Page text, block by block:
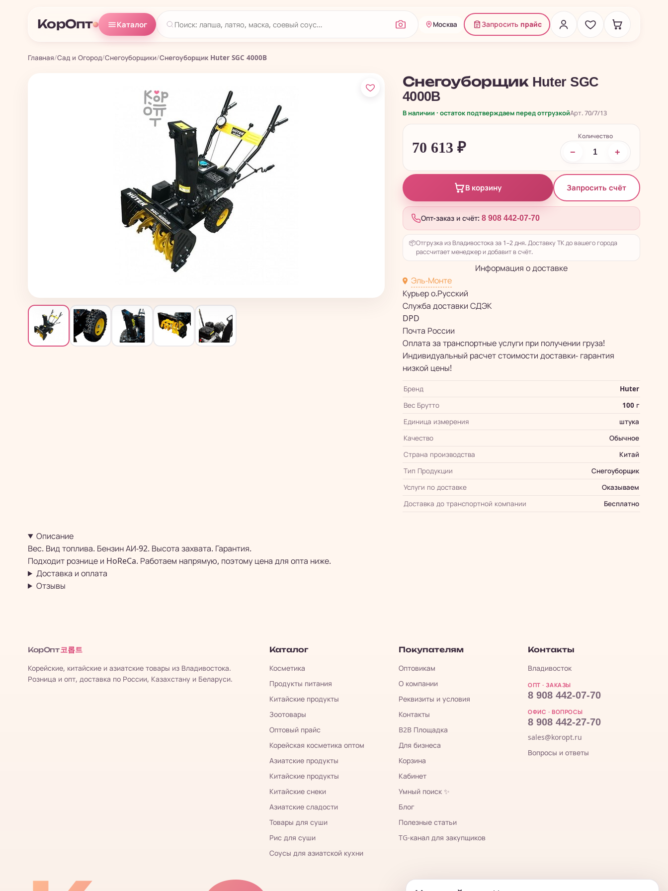
КорОпт Каталог Москва Запросить прайс
Главная/Сад и Огород/Снегоуборщики/Снегоуборщик Huter SGC 4000B
Снегоуборщик Huter SGC
4000B
В наличии · остаток подтверждаем перед отгрузкойАрт. 70/7/13
70 613 ₽
Количество
− +
В корзину Запросить счёт
Опт-заказ и счёт: 8 908 442-07-70
📦Отгрузка из Владивостока за 1–2 дня. Доставку ТК до вашего города
рассчитает менеджер и добавит в счёт.
Информация о доставке
Эль-Монте
Курьер о.Русский
Служба доставки СДЭК
DPD
Почта России
Оплата за транспортные услуги при получении груза!
Индивидуальный расчет стоимости доставки- гарантия
низкой цены!
Бренд
Huter
Вес Брутто
100 г
Единица измерения
штука
Качество
Обычное
Страна производства
Китай
Тип Продукции
Снегоуборщик
Услуги по доставке
Оказываем
Доставка до транспортной компании
Бесплатно
Описание
Вес. Вид топлива. Бензин АИ-92. Высота захвата. Гарантия.
Подходит рознице и HoReCa. Работаем напрямую, поэтому цена для опта ниже.
Доставка и оплата
Отзывы
КорОпт 코롭트
Корейские, китайские и азиатские товары из Владивостока.
Розница и опт, доставка по России, Казахстану и Беларуси.
Каталог
Косметика
Продукты питания
Китайские продукты
Зоотовары
Оптовый прайс
Корейская косметика оптом
Азиатские продукты
Китайские продукты
Китайские снеки
Азиатские сладости
Товары для суши
Рис для суши
Соусы для азиатской кухни
Покупателям
Оптовикам
О компании
Реквизиты и условия
Контакты
B2B Площадка
Для бизнеса
Корзина
Кабинет
Умный поиск ✨
Блог
Полезные статьи
TG-канал для закупщиков
Контакты
Владивосток
ОПТ · ЗАКАЗЫ
8 908 442-07-70
ОФИС · ВОПРОСЫ
8 908 442-27-70
sales@koropt.ru
Вопросы и ответы